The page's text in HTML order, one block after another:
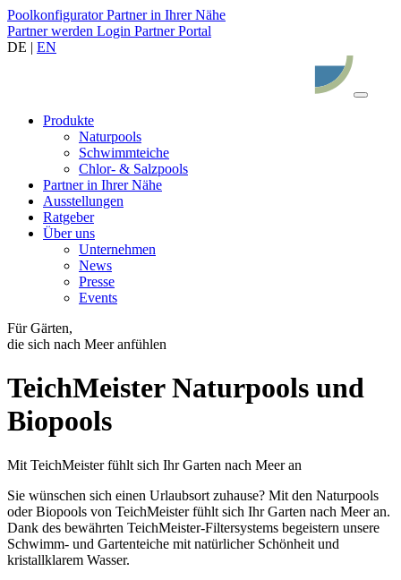
PoolkonfiguratorPartner in Ihrer Nähe
Partner werden Login Partner Portal
DE | EN
Produkte
Naturpools
Schwimmteiche
Chlor- & Salzpools
Partner in Ihrer Nähe
Ausstellungen
Ratgeber
Über uns
Unternehmen
News
Presse
Events
Für Gärten,
die sich nach Meer anfühlen
TeichMeister Naturpools und
Biopools
Mit TeichMeister fühlt sich Ihr Garten nach Meer an
Sie wünschen sich einen Urlaubsort zuhause? Mit den Naturpools
oder Biopools von TeichMeister fühlt sich Ihr Garten nach Meer an.
Dank des bewährten TeichMeister-Filtersystems begeistern unsere
Schwimm- und Gartenteiche mit natürlicher Schönheit und
kristallklarem Wasser.